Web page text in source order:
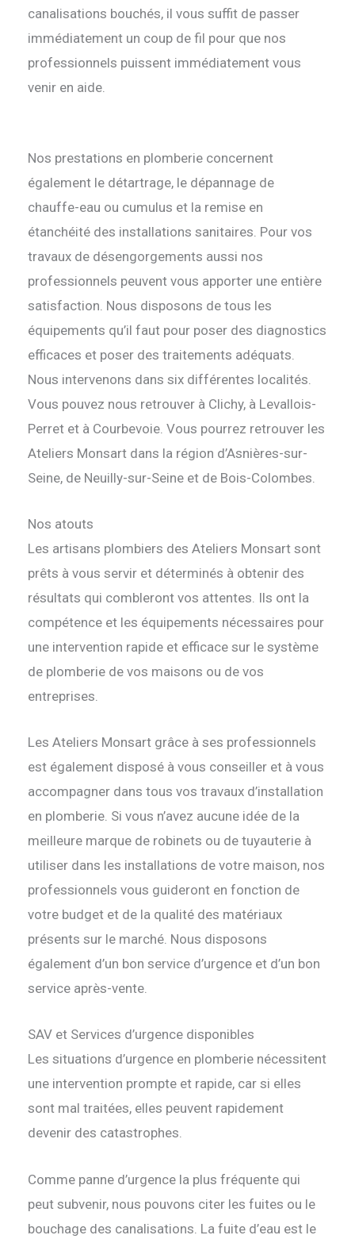
canalisations bouchés, il vous suffit de passer
immédiatement un coup de fil pour que nos
professionnels puissent immédiatement vous
venir en aide.
Nos prestations en plomberie concernent
également le détartrage, le dépannage de
chauffe-eau ou cumulus et la remise en
étanchéité des installations sanitaires. Pour vos
travaux de désengorgements aussi nos
professionnels peuvent vous apporter une entière
satisfaction. Nous disposons de tous les
équipements qu’il faut pour poser des diagnostics
efficaces et poser des traitements adéquats.
Nous intervenons dans six différentes localités.
Vous pouvez nous retrouver à Clichy, à Levallois-
Perret et à Courbevoie. Vous pourrez retrouver les
Ateliers Monsart dans la région d’Asnières-sur-
Seine, de Neuilly-sur-Seine et de Bois-Colombes.
Nos atouts
Les artisans plombiers des Ateliers Monsart sont
prêts à vous servir et déterminés à obtenir des
résultats qui combleront vos attentes. Ils ont la
compétence et les équipements nécessaires pour
une intervention rapide et efficace sur le système
de plomberie de vos maisons ou de vos
entreprises.
Les Ateliers Monsart grâce à ses professionnels
est également disposé à vous conseiller et à vous
accompagner dans tous vos travaux d’installation
en plomberie. Si vous n’avez aucune idée de la
meilleure marque de robinets ou de tuyauterie à
utiliser dans les installations de votre maison, nos
professionnels vous guideront en fonction de
votre budget et de la qualité des matériaux
présents sur le marché. Nous disposons
également d’un bon service d’urgence et d’un bon
service après-vente.
SAV et Services d’urgence disponibles
Les situations d’urgence en plomberie nécessitent
une intervention prompte et rapide, car si elles
sont mal traitées, elles peuvent rapidement
devenir des catastrophes.
Comme panne d’urgence la plus fréquente qui
peut subvenir, nous pouvons citer les fuites ou le
bouchage des canalisations. La fuite d’eau est le